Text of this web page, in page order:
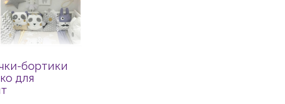
бортики
для